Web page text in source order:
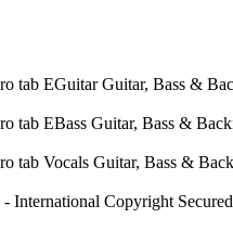
International Copyright Secured